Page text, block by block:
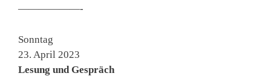
——————-
Sonntag
23. April 2023
Lesung und Gespräch